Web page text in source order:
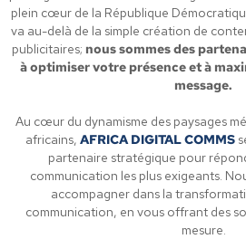
plein cœur de la République
va au-delà de la simple création de
publicitaires; nous sommes des
à optimiser votre présence et à
message.
Au cœur du dynamisme des paysages
africains, AFRICA DIGITAL COMMS
partenaire stratégique pour
communication les plus exigeants.
accompagner dans la
communication, en vous offrant des
mesure.